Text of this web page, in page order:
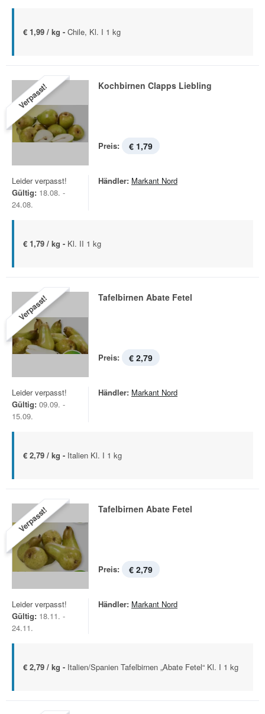
€ 1,99 / kg - Chile, Kl. I 1 kg
Verpasst! Kochbirnen Clapps Liebling
Preis: € 1,79
Leider verpasst!
Gültig: 18.08. -
24.08.
Händler: Markant Nord
€ 1,79 / kg - Kl. II 1 kg
Verpasst! Tafelbirnen Abate Fetel
Preis: € 2,79
Leider verpasst!
Gültig: 09.09. -
15.09.
Händler: Markant Nord
€ 2,79 / kg - Italien Kl. I 1 kg
Verpasst! Tafelbirnen Abate Fetel
Preis: € 2,79
Leider verpasst!
Gültig: 18.11. -
24.11.
Händler: Markant Nord
€ 2,79 / kg - Italien/Spanien Tafelbirnen „Abate Fetel“ Kl. I 1 kg